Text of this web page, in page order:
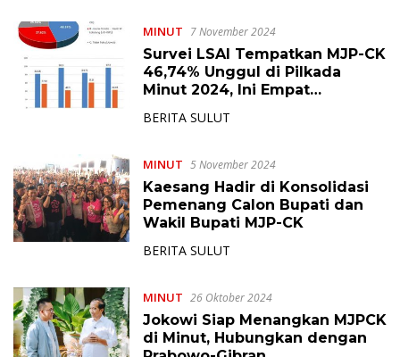
MINUT 7 November 2024
Survei LSAI Tempatkan MJP-CK
46,74% Unggul di Pilkada
Minut 2024, Ini Empat
BERITA SULUT
MINUT 5 November 2024
Kaesang Hadir di Konsolidasi
Pemenang Calon Bupati dan
Wakil Bupati MJP-CK
BERITA SULUT
MINUT 26 Oktober 2024
Jokowi Siap Menangkan MJPCK
di Minut, Hubungkan dengan